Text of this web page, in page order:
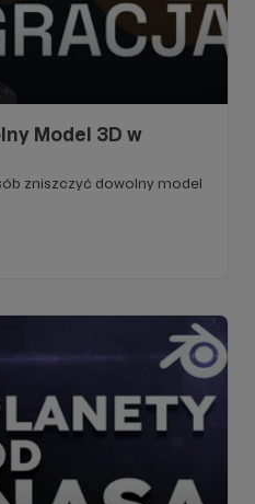
Model 3D w
zniszczyć dowolny model